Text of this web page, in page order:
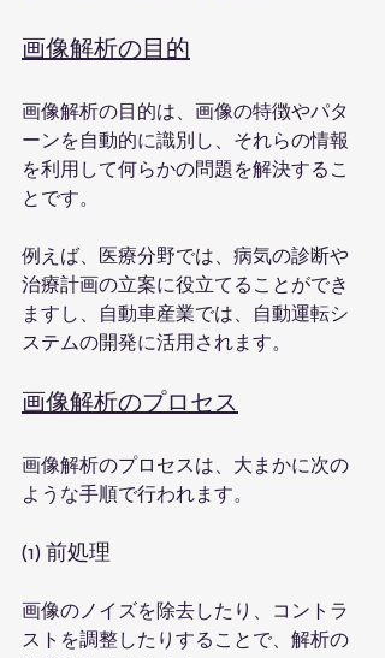
画像解析の目的
画像解析の目的は、画像の特徴やパタ
ーンを自動的に識別し、それらの情報
を利用して何らかの問題を解決するこ
とです。
例えば、医療分野では、病気の診断や
治療計画の立案に役立てることができ
ますし、自動車産業では、自動運転シ
ステムの開発に活用されます。
画像解析のプロセス
画像解析のプロセスは、大まかに次の
ような手順で行われます。
(1) 前処理
画像のノイズを除去したり、コントラ
ストを調整したりすることで、解析の